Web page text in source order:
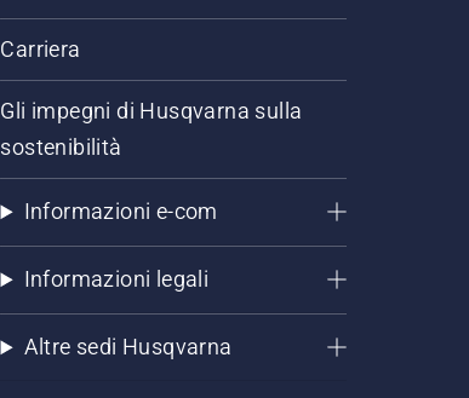
Carriera
Gli impegni di Husqvarna sulla
sostenibilità
Informazioni e-com
Informazioni legali
Altre sedi Husqvarna